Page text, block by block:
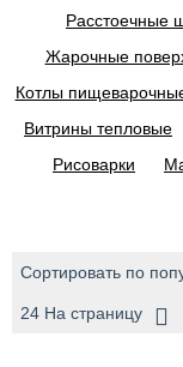
Расстоечные
Жарочные
Котлы
Витрины тепловые
Рисоварки
Сортировать по
24 На страницу